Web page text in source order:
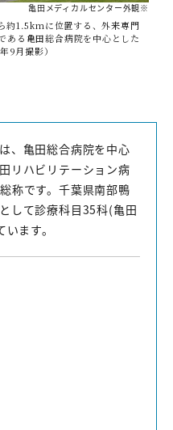
亀田メディカルセンター外観※
約1.5kmに位置する、外来専門
ある亀田総合病院を中心とした
9月撮影）
、亀田総合病院を中心
リハビリテーション病
称です。千葉県南部鴨
して診療科目35科(亀田
ます。